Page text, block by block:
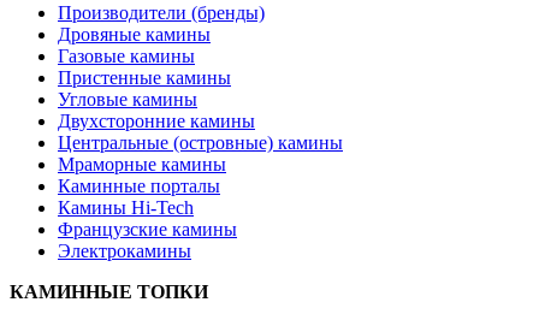
Производители (бренды)
Дровяные камины
Газовые камины
Пристенные камины
Угловые камины
Двухсторонние камины
Центральные (островные) камины
Мраморные камины
Каминные порталы
Камины Hi-Tech
Французские камины
Электрокамины
КАМИННЫЕ ТОПКИ